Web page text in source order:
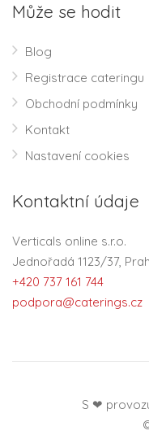
Může se hodit
Blog
Registrace cateringu
Obchodní podmínky
Kontakt
Nastavení cookies
Kontaktní údaje
Verticals online s.r.o.
Jednořadá 1123/37,
+420 737 161 744
podpora@caterings.cz
S ❤